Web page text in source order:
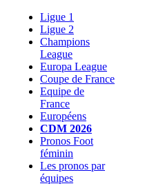
Ligue 1
Ligue 2
Champions
League
Europa League
Coupe de France
Equipe de
France
Européens
CDM 2026
Pronos Foot
féminin
Les pronos par
équipes